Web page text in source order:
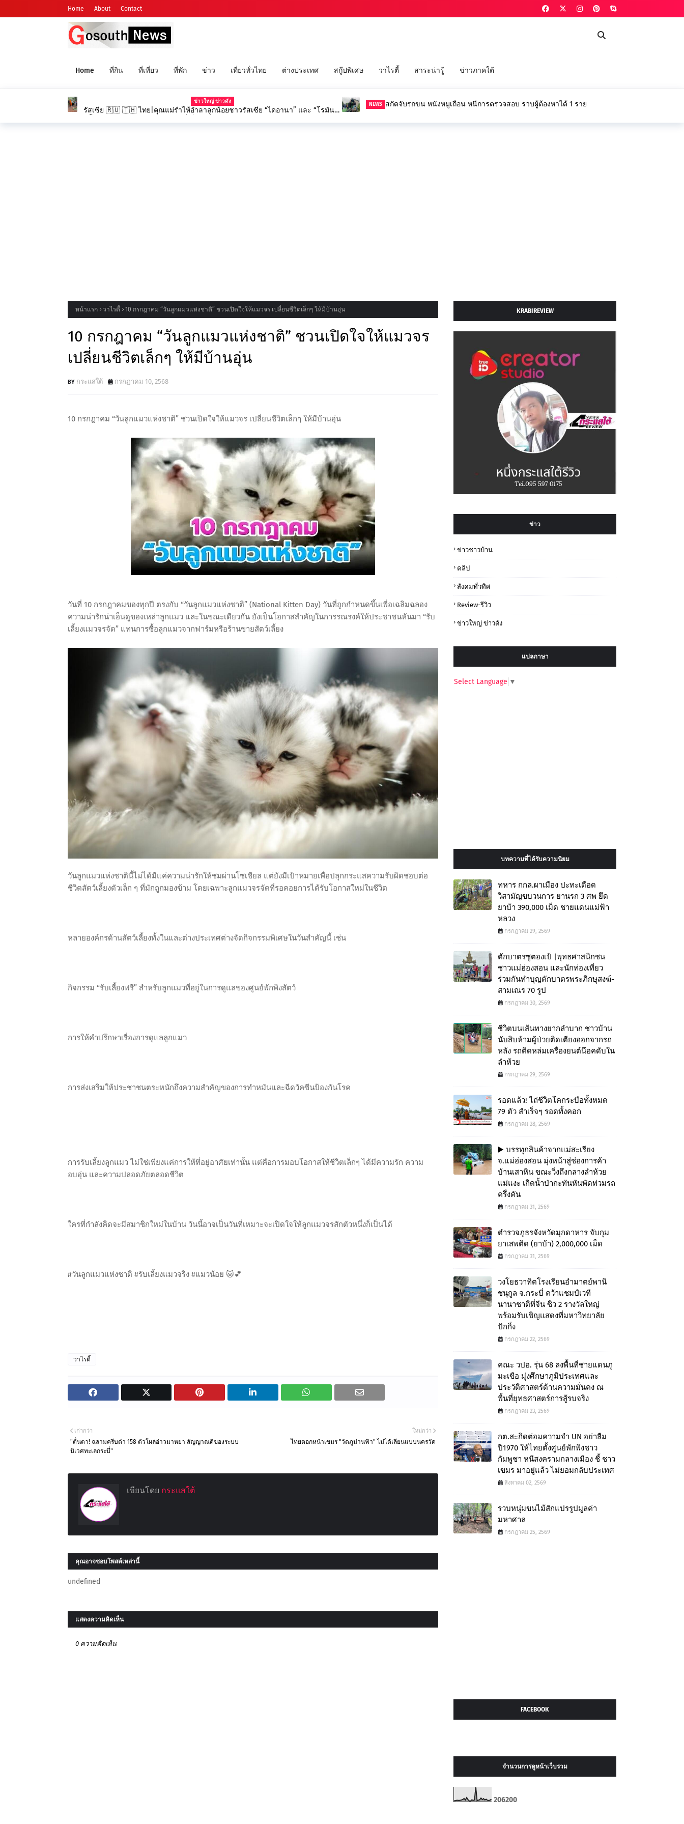
Home About Contact
Home ที่กิน ที่เที่ยว ที่พัก ข่าว เที่ยวทั่วไทย ต่างประเทศ สกู๊ปพิเศษ วาไรตี้ สาระน่ารู้ ข่าวภาคใต้
ข่าวใหญ่ ข่าวดัง
รัสเซีย 🇷🇺 🇹🇭 ไทย|คุณแม่ร่ำไห้อำลาลูกน้อยชาวรัสเซีย “ไดอานา” และ “โรมัน”
NEWS สกัดจับรถขน หนังหมูเถื่อน หนีการตรวจสอบ รวบผู้ต้องหาได้ 1 ราย
หน้าแรก วาไรตี้ 10 กรกฎาคม “วันลูกแมวแห่งชาติ” ชวนเปิดใจให้แมวจร เปลี่ยนชีวิตเล็กๆ ให้มีบ้านอุ่น
10 กรกฎาคม “วันลูกแมวแห่งชาติ” ชวนเปิดใจให้แมวจร
เปลี่ยนชีวิตเล็กๆ ให้มีบ้านอุ่น
กระแสใต้ กรกฎาคม 10, 2568
10 กรกฎาคม “วันลูกแมวแห่งชาติ” ชวนเปิดใจให้แมวจร เปลี่ยนชีวิตเล็กๆ ให้มีบ้านอุ่น
วันที่ 10 กรกฎาคมของทุกปี ตรงกับ “วันลูกแมวแห่งชาติ” (National Kitten Day) วันที่ถูกกำหนดขึ้นเพื่อเฉลิมฉลอง
ความน่ารักน่าเอ็นดูของเหล่าลูกแมว และในขณะเดียวกัน ยังเป็นโอกาสสำคัญในการรณรงค์ให้ประชาชนหันมา “รับ
เลี้ยงแมวจรจัด” แทนการซื้อลูกแมวจากฟาร์มหรือร้านขายสัตว์เลี้ยง
วันลูกแมวแห่งชาตินี้ไม่ได้มีแค่ความน่ารักให้ชมผ่านโซเชียล แต่ยังมีเป้าหมายเพื่อปลุกกระแสความรับผิดชอบต่อ
ชีวิตสัตว์เลี้ยงตัวเล็ก ๆ ที่มักถูกมองข้าม โดยเฉพาะลูกแมวจรจัดที่รอคอยการได้รับโอกาสใหม่ในชีวิต
หลายองค์กรด้านสัตว์เลี้ยงทั้งในและต่างประเทศต่างจัดกิจกรรมพิเศษในวันสำคัญนี้ เช่น
กิจกรรม “รับเลี้ยงฟรี” สำหรับลูกแมวที่อยู่ในการดูแลของศูนย์พักพิงสัตว์
การให้คำปรึกษาเรื่องการดูแลลูกแมว
การส่งเสริมให้ประชาชนตระหนักถึงความสำคัญของการทำหมันและฉีดวัคซีนป้องกันโรค
การรับเลี้ยงลูกแมว ไม่ใช่เพียงแค่การให้ที่อยู่อาศัยเท่านั้น แต่คือการมอบโอกาสให้ชีวิตเล็กๆ ได้มีความรัก ความ
อบอุ่น และความปลอดภัยตลอดชีวิต
ใครที่กำลังคิดจะมีสมาชิกใหม่ในบ้าน วันนี้อาจเป็นวันที่เหมาะจะเปิดใจให้ลูกแมวจรสักตัวหนึ่งก็เป็นได้
#วันลูกแมวแห่งชาติ #รับเลี้ยงแมวจริง #แมวน้อย 🐱💕
วาไรตี้
ใหม่กว่า
ไทยตอกหน้าเขมร "วัดภูม่านฟ้า" ไม่ได้เลียนแบบนครวัด
เก่ากว่า
"ตื่นตา! ฉลามครีบดำ 158 ตัวโผล่อ่าวมาหยา สัญญาณดีของระบบ
นิเวศทะเลกระบี่"
เขียนโดย กระแสใต้
คุณอาจชอบโพสต์เหล่านี้
undefined
แสดงความคิดเห็น
0 ความคิดเห็น
KRABIREVIEW
ข่าว
ข่าวชาวบ้าน
คลิป
สังคมทั่วทิศ
Review-รีวิว
ข่าวใหญ่ ข่าวดัง
แปลภาษา
Select Language ▼
บทความที่ได้รับความนิยม
ทหาร กกล.ผาเมือง ปะทะเดือด
วิสามัญขบวนการ ยานรก 3 ศพ ยึด
ยาบ้า 390,000 เม็ด ชายแดนแม่ฟ้า
หลวง
กรกฎาคม 29, 2569
ตักบาตรซูตองเป้ |พุทธศาสนิกชน
ชาวแม่ฮ่องสอน และนักท่องเที่ยว
ร่วมกันทำบุญตักบาตรพระภิกษุสงฆ์-
สามเณร 70 รูป
กรกฎาคม 30, 2569
ชีวิตบนเส้นทางยากลำบาก ชาวบ้าน
นับสิบห้ามผู้ป่วยติดเตียงออกจากรถ
หลัง รถติดหล่มเครื่องยนต์น๊อคดับใน
ลำห้วย
กรกฎาคม 29, 2569
รอดแล้ว! ไถ่ชีวิตโคกระบือทั้งหมด
79 ตัว สำเร็จๆ รอดทั้งคอก
กรกฎาคม 28, 2569
▶️ บรรทุกสินค้าจากแม่สะเรียง
จ.แม่ฮ่องสอน มุ่งหน้าสู่ช่องการค้า
บ้านเสาหิน ขณะวิ่งถึงกลางลำห้วย
แม่แงะ เกิดน้ำป่ากะทันหันพัดท่วมรถ
ครึ่งคัน
กรกฎาคม 31, 2569
ตำรวจภูธรจังหวัดมุกดาหาร จับกุม
ยาเสพติด (ยาบ้า) 2,000,000 เม็ด
กรกฎาคม 31, 2569
วงโยธวาทิตโรงเรียนอำมาตย์พานิ
ชนุกูล จ.กระบี่ คว้าแชมป์เวที
นานาชาติที่จีน ซิว 2 รางวัลใหญ่
พร้อมรับเชิญแสดงที่มหาวิทยาลัย
ปักกิ่ง
กรกฎาคม 22, 2569
คณะ วปอ. รุ่น 68 ลงพื้นที่ชายแดนภู
มะเขือ มุ่งศึกษาภูมิประเทศและ
ประวัติศาสตร์ด้านความมั่นคง ณ
พื้นที่ยุทธศาสตร์การสู้รบจริง
กรกฎาคม 23, 2569
กต.สะกิดต่อมความจำ UN อย่าลืม
ปี1970 ให้ไทยตั้งศูนย์พักพิงชาว
กัมพูชา หนีสงครามกลางเมือง ชี้ ชาว
เขมร มาอยู่แล้ว ไม่ยอมกลับประเทศ
สิงหาคม 02, 2569
รวบหนุ่มขนไม้สักแปรรูปมูลค่า
มหาศาล
กรกฎาคม 25, 2569
FACEBOOK
จำนวนการดูหน้าเว็บรวม
206200